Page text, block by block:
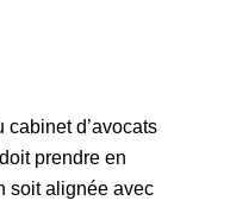
cabinet d’avocats
prendre en
soit alignée avec